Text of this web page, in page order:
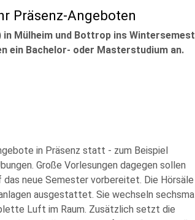
Präsenz-Angeboten
in Mülheim und Bottrop ins
ein Bachelor- oder Masterstudium an.
in Präsenz statt - zum Beispiel
Große Vorlesungen dagegen sollen
neue Semester vorbereitet. Die Hörsäle
ausgestattet. Sie wechseln
Luft im Raum. Zusätzlich setzt die